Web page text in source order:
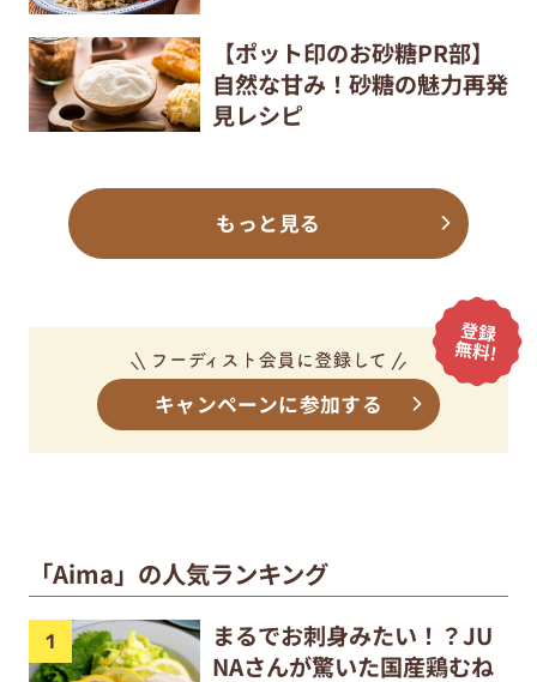
【ポット印のお砂糖PR部】
自然な甘み！砂糖の魅力再発
見レシピ
もっと見る
キャンペーンに参加する
「Aima」の人気ランキング
まるでお刺身みたい！？JU
NAさんが驚いた国産鶏むね